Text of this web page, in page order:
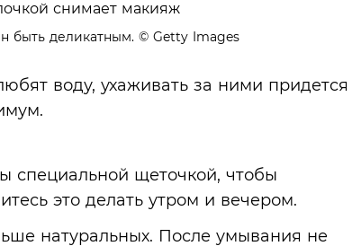
быть деликатным. © Getty Images
воду, ухаживать за ними придется
специальной щеточкой, чтобы
это делать утром и вечером.
натуральных. После умывания не